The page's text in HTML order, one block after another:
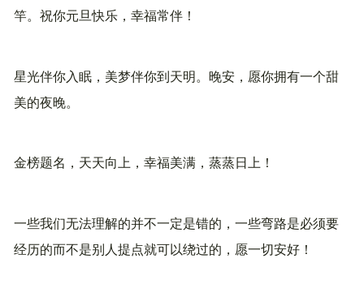
竿。祝你元旦快乐，幸福常伴！
星光伴你入眠，美梦伴你到天明。晚安，愿你拥有一个甜
美的夜晚。
金榜题名，天天向上，幸福美满，蒸蒸日上！
一些我们无法理解的并不一定是错的，一些弯路是必须要
经历的而不是别人提点就可以绕过的，愿一切安好！